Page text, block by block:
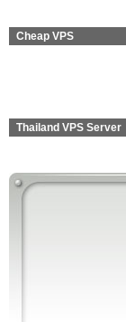
Cheap VPS
Thailand VPS Server